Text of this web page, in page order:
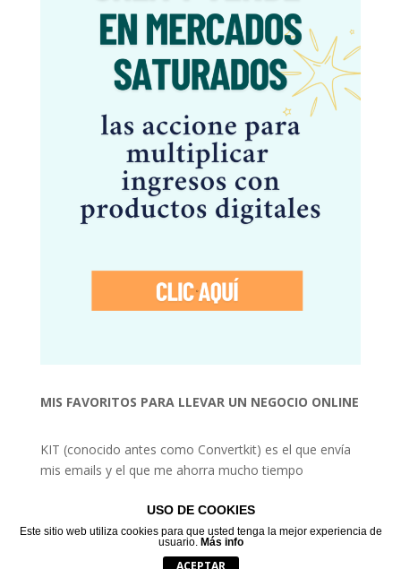
MIS FAVORITOS PARA LLEVAR UN NEGOCIO ONLINE
KIT (conocido antes como Convertkit) es el que envía
mis emails y el que me ahorra mucho tiempo
desde 2015! Melissa Manco
USO DE COOKIES
Este sitio web utiliza cookies para que usted tenga la mejor experiencia de
usuario. Más info
ACEPTAR